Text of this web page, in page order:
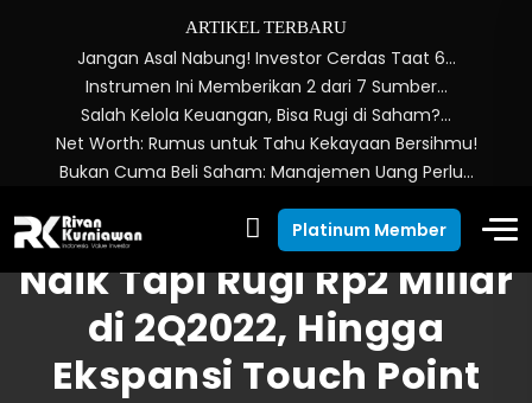
ARTIKEL TERBARU
Jangan Asal Nabung! Investor Cerdas Taat 6…
Instrumen Ini Memberikan 2 dari 7 Sumber…
Salah Kelola Keuangan, Bisa Rugi di Saham?…
Net Worth: Rumus untuk Tahu Kekayaan Bersihmu!
Bukan Cuma Beli Saham: Manajemen Uang Perlu…
Platinum Member
ASLC: Dari Penjualan
Naik Tapi Rugi Rp2 Miliar
di 2Q2022, Hingga
Ekspansi Touch Point